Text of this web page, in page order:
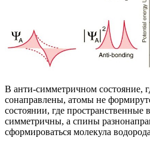
В анти-симметричном состояние,
сонаправлены, атомы не
состоянии, где
симметричны, а спины
сформироваться молекула